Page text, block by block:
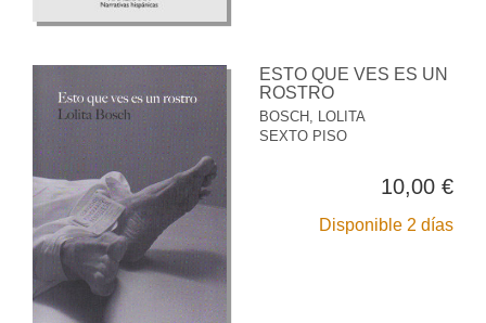
ESTO QUE VES ES UN
ROSTRO
BOSCH, LOLITA
SEXTO PISO
10,00 €
Disponible 2 días